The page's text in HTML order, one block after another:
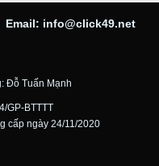
Email: info@click49.net
Đỗ Tuấn Mạnh
GP-BTTTT
cấp ngày 24/11/2020